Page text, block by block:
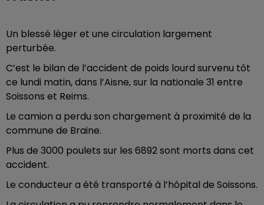
Un blessé léger et une circulation largement
perturbée.
C’est le bilan de l’accident de poids lourd survenu tôt
ce lundi matin, dans l’Aisne, sur la nationale 31 entre
Soissons et Reims.
Le camion a perdu son chargement à proximité de la
commune de Braine.
Plus de 3000 poulets sur les 6892 sont morts dans cet
accident.
Le conducteur a été transporté à l’hôpital de Soissons.